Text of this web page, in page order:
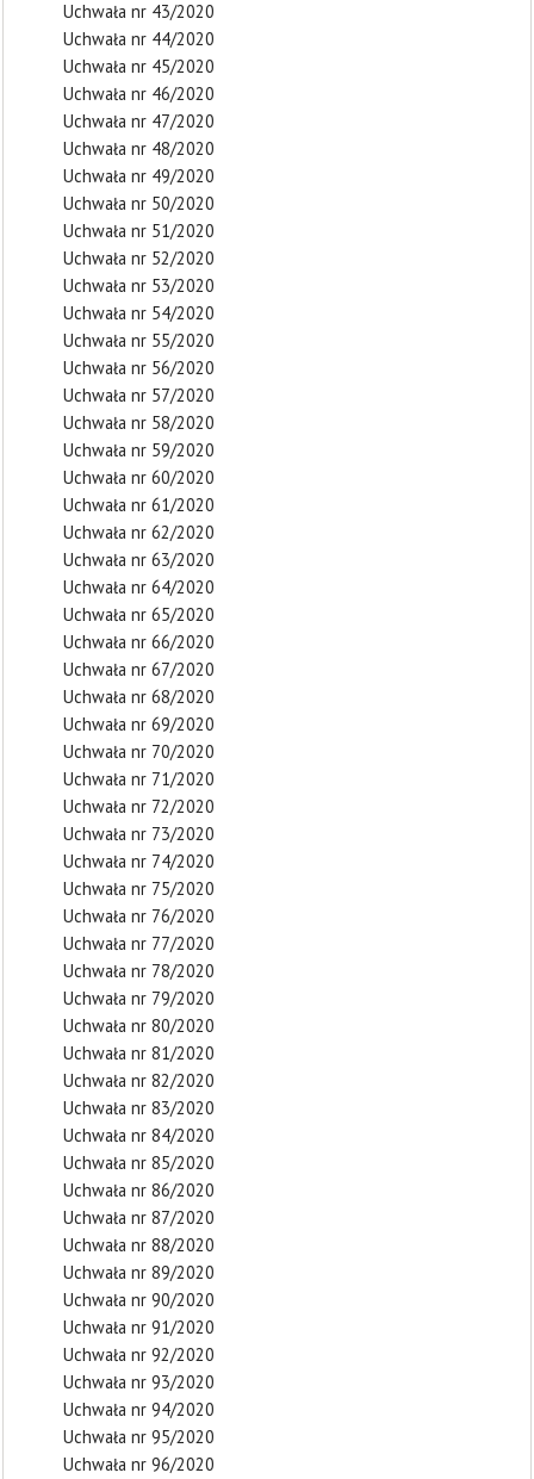
Uchwała nr 43/2020
Uchwała nr 44/2020
Uchwała nr 45/2020
Uchwała nr 46/2020
Uchwała nr 47/2020
Uchwała nr 48/2020
Uchwała nr 49/2020
Uchwała nr 50/2020
Uchwała nr 51/2020
Uchwała nr 52/2020
Uchwała nr 53/2020
Uchwała nr 54/2020
Uchwała nr 55/2020
Uchwała nr 56/2020
Uchwała nr 57/2020
Uchwała nr 58/2020
Uchwała nr 59/2020
Uchwała nr 60/2020
Uchwała nr 61/2020
Uchwała nr 62/2020
Uchwała nr 63/2020
Uchwała nr 64/2020
Uchwała nr 65/2020
Uchwała nr 66/2020
Uchwała nr 67/2020
Uchwała nr 68/2020
Uchwała nr 69/2020
Uchwała nr 70/2020
Uchwała nr 71/2020
Uchwała nr 72/2020
Uchwała nr 73/2020
Uchwała nr 74/2020
Uchwała nr 75/2020
Uchwała nr 76/2020
Uchwała nr 77/2020
Uchwała nr 78/2020
Uchwała nr 79/2020
Uchwała nr 80/2020
Uchwała nr 81/2020
Uchwała nr 82/2020
Uchwała nr 83/2020
Uchwała nr 84/2020
Uchwała nr 85/2020
Uchwała nr 86/2020
Uchwała nr 87/2020
Uchwała nr 88/2020
Uchwała nr 89/2020
Uchwała nr 90/2020
Uchwała nr 91/2020
Uchwała nr 92/2020
Uchwała nr 93/2020
Uchwała nr 94/2020
Uchwała nr 95/2020
Uchwała nr 96/2020